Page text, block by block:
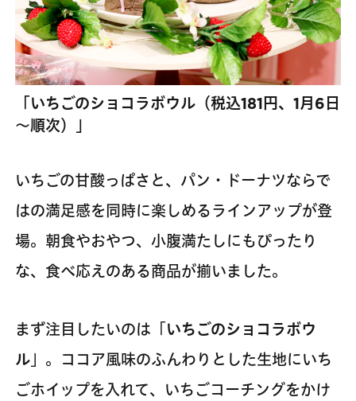
「いちごのショコラボウル（税込181円、1月6日
～順次）」
いちごの甘酸っぱさと、パン・ドーナツならで
はの満足感を同時に楽しめるラインアップが登
場。朝食やおやつ、小腹満たしにもぴったり
な、食べ応えのある商品が揃いました。
まず注目したいのは「 いちごのショコラボウ
ル 」。ココア風味のふんわりとした生地にいち
ごホイップを入れて、いちごコーチングをかけ